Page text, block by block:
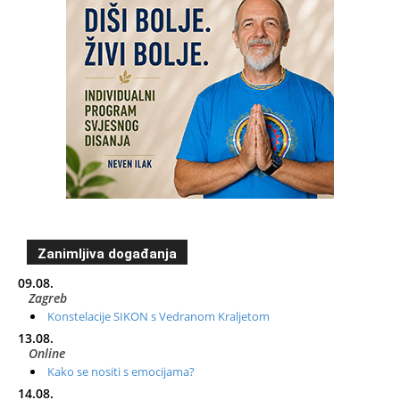
Zanimljiva događanja
09.08.
Zagreb
Konstelacije SIKON s Vedranom Kraljetom
13.08.
Online
Kako se nositi s emocijama?
14.08.